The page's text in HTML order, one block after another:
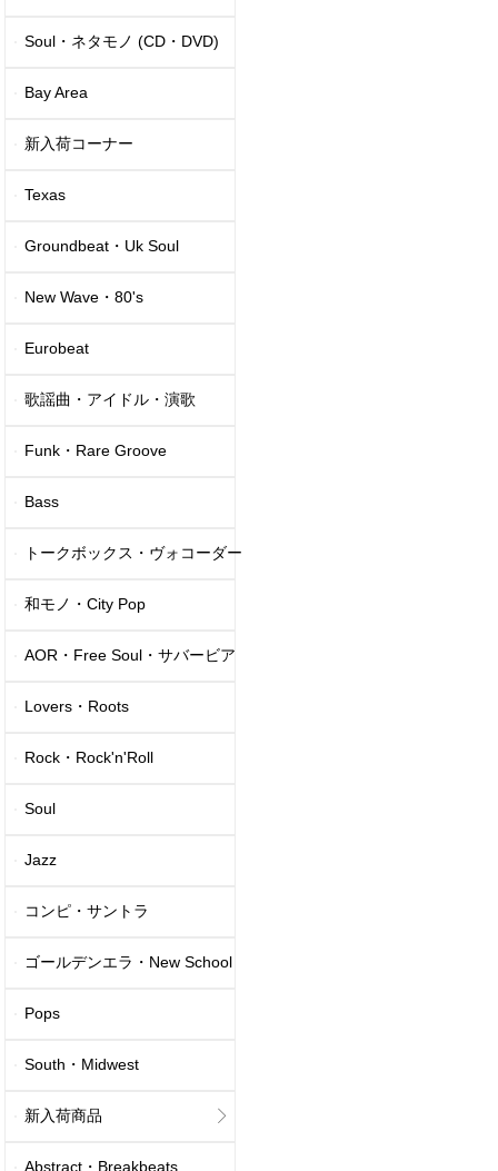
Soul・ネタモノ (CD・DVD)
Bay Area
新入荷コーナー
Texas
Groundbeat・Uk Soul
New Wave・80's
Eurobeat
歌謡曲・アイドル・演歌
Funk・Rare Groove
Bass
トークボックス・ヴォコーダー
和モノ・City Pop
AOR・Free Soul・サバービア
Lovers・Roots
Rock・Rock'n'Roll
Soul
Jazz
コンピ・サントラ
ゴールデンエラ・New School
Pops
South・Midwest
新入荷商品
Abstract・Breakbeats